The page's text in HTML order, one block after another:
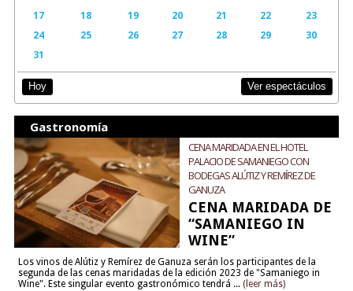
17
18 19 20 21 22
23
24
25 26 27 28 29
30
31
Hoy Ver espectáculos
Gastronomía
CENA MARIDADA EN EL HOTEL
PALACIO DE SAMANIEGO CON
BODEGAS ALÚTIZ Y REMÍREZ DE
GANUZA
CENA MARIDADA DE
“SAMANIEGO IN
WINE”
Los vinos de Alútiz y Remírez de Ganuza serán los participantes de la
segunda de las cenas maridadas de la edición 2023 de "Samaniego in
Wine". Este singular evento gastronómico tendrá ... (leer más)